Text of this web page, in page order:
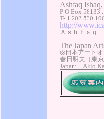
Ashfaq
P O Box 58133
T- 1 202 530
http://
Ａｓｈｆａｑ
The Japan
◎日本アートオ
春日明夫（東
Japan: Akio